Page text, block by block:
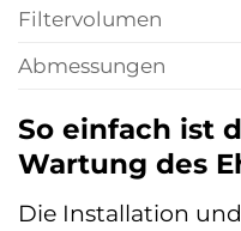
Filtervolumen
Abmessungen
So einfach ist
Wartung des
Die Installation